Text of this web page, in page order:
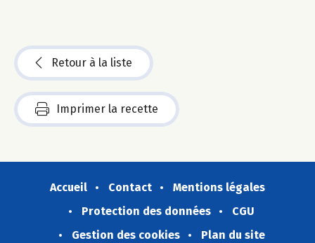
Retour à la liste
Imprimer la recette
Accueil Contact
Mentions légales
Protection des données
CGU
Gestion des cookies
Plan du site